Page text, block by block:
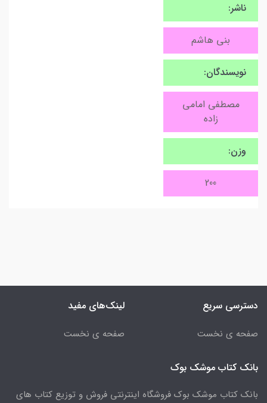
ناشر:
بنی هاشم
نویسندگان:
مصطفی امامی
زاده
وزن:
200
دسترسی سریع
صفحه ی نخست
لینک‌های مفید
صفحه ی نخست
بانک کتاب موشک بوک
بانک کتاب موشک بوک فروشگاه اینترنتی فروش و توزیع کتاب های